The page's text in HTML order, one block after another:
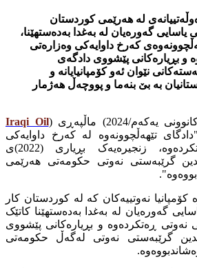
لە هەرێمی کوردستان
گەورەیان لە بەغدا بەدەستهێنا،
کەرخ داوایەکی وەزارەتی
و بڕیارەکانی پێشووی دادگەی
نێوان ئەو کۆمپانیایانە و
بە بێ بنەما و پووچەڵ هەژمار
Iraqi Oil
تێهەڵچوونەوە لە کەرخ داوایەکی
وەزارەتی نەوتی ڕەتکردەوە، زنجیرەیەک بڕیاری (2022)ی
گرێبەستی نەوتی حکومەتی هەرێمی
کۆمپانیا نەوتییەکان کە لە کوردستان کار
گەورەیان لە بەغدا بەدەستهێنا کاتێک
نەوتی ڕەتکردەوە و بڕیارەکانی پێشووی
گرێبەستی نەوتی لەگەڵ حکومەتی